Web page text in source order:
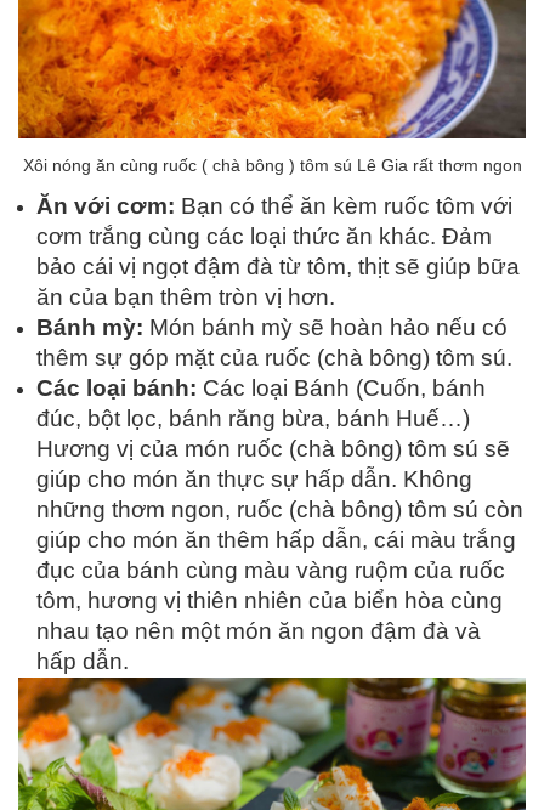
Xôi nóng ăn cùng ruốc ( chà bông ) tôm sú Lê Gia rất thơm ngon
Ăn với cơm: Bạn có thể ăn kèm ruốc tôm với
cơm trắng cùng các loại thức ăn khác. Đảm
bảo cái vị ngọt đậm đà từ tôm, thịt sẽ giúp bữa
ăn của bạn thêm tròn vị hơn.
Bánh mỳ: Món bánh mỳ sẽ hoàn hảo nếu có
thêm sự góp mặt của ruốc (chà bông) tôm sú.
Các loại bánh: Các loại Bánh (Cuốn, bánh
đúc, bột lọc, bánh răng bừa, bánh Huế…)
Hương vị của món ruốc (chà bông) tôm sú sẽ
giúp cho món ăn thực sự hấp dẫn. Không
những thơm ngon, ruốc (chà bông) tôm sú còn
giúp cho món ăn thêm hấp dẫn, cái màu trắng
đục của bánh cùng màu vàng ruộm của ruốc
tôm, hương vị thiên nhiên của biển hòa cùng
nhau tạo nên một món ăn ngon đậm đà và
hấp dẫn.